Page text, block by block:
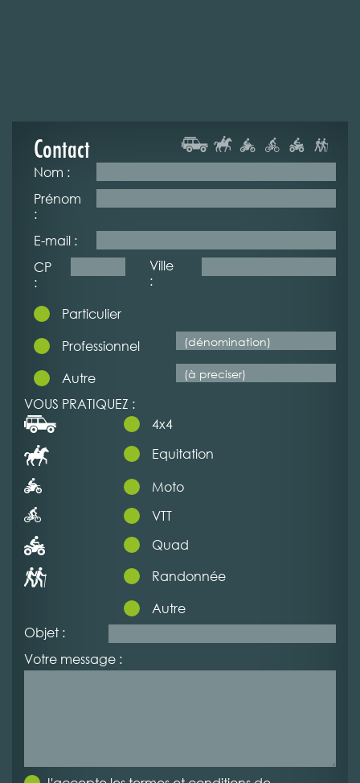
Contact
Nom :
Prénom
:
E-mail :
CP
:
Ville
:
Particulier
Professionnel
Autre
VOUS PRATIQUEZ :
4x4
Equitation
Moto
VTT
Quad
Randonnée
Autre
Objet :
Votre message :